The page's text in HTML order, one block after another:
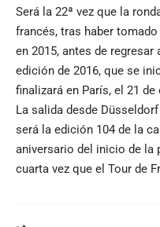
Será la 22ª vez que la
francés, tras haber
en 2015, antes de
edición de 2016, que se
finalizará en París, el 21
La salida desde
será la edición 104 de la
aniversario del inicio de la
cuarta vez que el Tour de